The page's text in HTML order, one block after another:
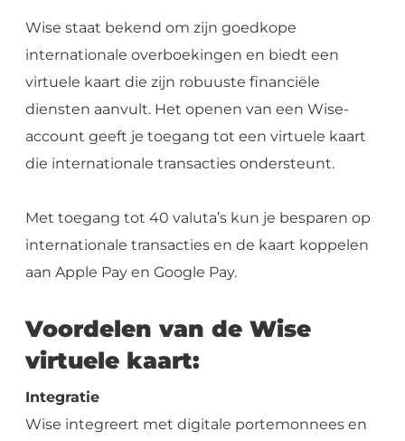
Wise staat bekend om zijn goedkope
internationale overboekingen en biedt een
virtuele kaart die zijn robuuste financiële
diensten aanvult. Het openen van een Wise-
account geeft je toegang tot een virtuele kaart
die internationale transacties ondersteunt.
Met toegang tot 40 valuta’s kun je besparen op
internationale transacties en de kaart koppelen
aan Apple Pay en Google Pay.
Voordelen van de Wise
virtuele kaart:
Integratie
Wise integreert met digitale portemonnees en